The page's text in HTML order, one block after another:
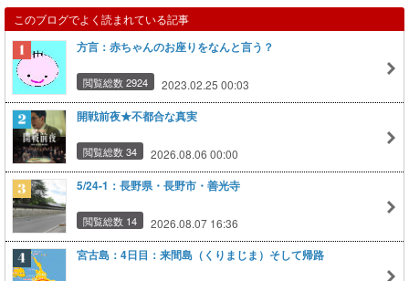
このブログでよく読まれている記事
方言：赤ちゃんのお座りをなんと言う？
閲覧総数 2924 2023.02.25 00:03
開戦前夜★不都合な真実
閲覧総数 34 2026.08.06 00:00
5/24-1：長野県・長野市・善光寺
閲覧総数 14 2026.08.07 16:36
宮古島：4日目：来間島（くりまじま）そして帰路